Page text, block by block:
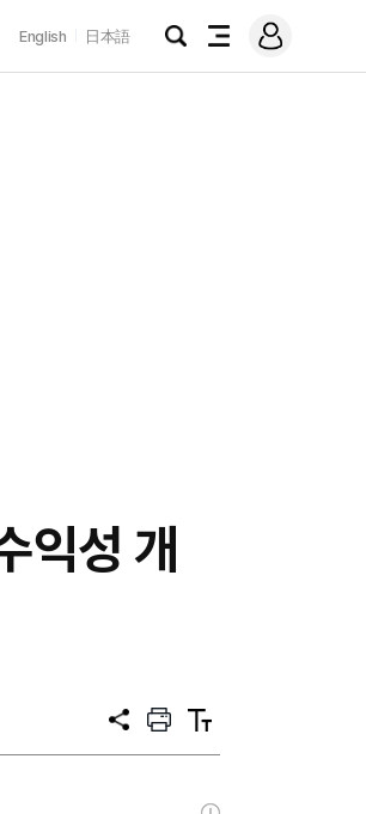
English 日本語
검
전
메
그
익성 개
공
프
트
텍
트